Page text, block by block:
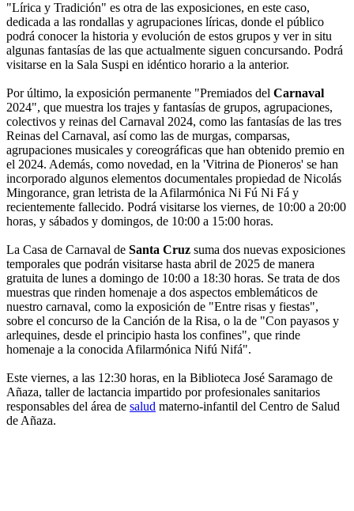
"Lírica y Tradición" es otra de las exposiciones, en este caso,
dedicada a las rondallas y agrupaciones líricas, donde el público
podrá conocer la historia y evolución de estos grupos y ver in situ
algunas fantasías de las que actualmente siguen concursando. Podrá
visitarse en la Sala Suspi en idéntico horario a la anterior.
Por último, la exposición permanente "Premiados del Carnaval
2024", que muestra los trajes y fantasías de grupos, agrupaciones,
colectivos y reinas del Carnaval 2024, como las fantasías de las tres
Reinas del Carnaval, así como las de murgas, comparsas,
agrupaciones musicales y coreográficas que han obtenido premio en
el 2024. Además, como novedad, en la 'Vitrina de Pioneros' se han
incorporado algunos elementos documentales propiedad de Nicolás
Mingorance, gran letrista de la Afilarmónica Ni Fú Ni Fá y
recientemente fallecido. Podrá visitarse los viernes, de 10:00 a 20:00
horas, y sábados y domingos, de 10:00 a 15:00 horas.
La Casa de Carnaval de Santa Cruz suma dos nuevas exposiciones
temporales que podrán visitarse hasta abril de 2025 de manera
gratuita de lunes a domingo de 10:00 a 18:30 horas. Se trata de dos
muestras que rinden homenaje a dos aspectos emblemáticos de
nuestro carnaval, como la exposición de "Entre risas y fiestas",
sobre el concurso de la Canción de la Risa, o la de "Con payasos y
arlequines, desde el principio hasta los confines", que rinde
homenaje a la conocida Afilarmónica Nifú Nifá".
Este viernes, a las 12:30 horas, en la Biblioteca José Saramago de
Añaza, taller de lactancia impartido por profesionales sanitarios
responsables del área de salud materno-infantil del Centro de Salud
de Añaza.